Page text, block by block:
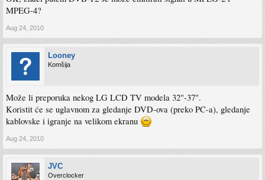
MPEG-4?
Aug 24, 2010
Looney
Komšija
Može li preporuka nekog LG LCD TV modela 32"-37".
Koristit će se uglavnom za gledanje DVD-ova (preko PC-a), gledanje
kablovske i igranje na velikom ekranu
Aug 24, 2010
JVC
Overclocker